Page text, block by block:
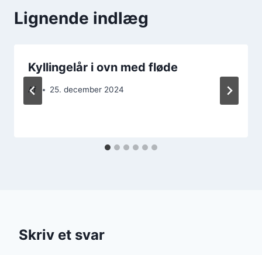
Lignende indlæg
Kyllingelår i ovn med fløde
Af 25. december 2024
Skriv et svar